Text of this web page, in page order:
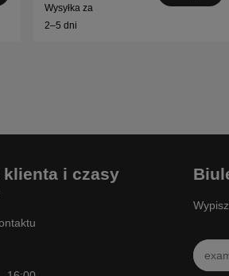
Wysyłka za
2–5 dni
klienta i czasy